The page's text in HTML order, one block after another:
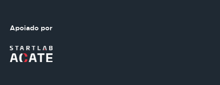
Apoiado por